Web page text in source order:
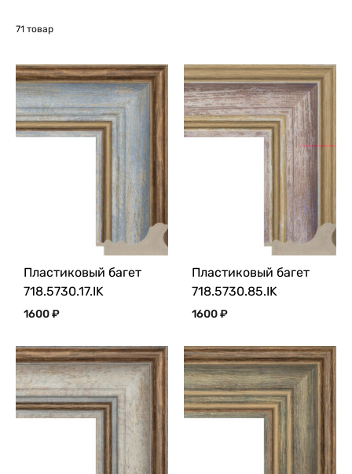
71 товар
Пластиковый багет
718.5730.17.IK
1600₽
Пластиковый багет
718.5730.85.IK
1600₽